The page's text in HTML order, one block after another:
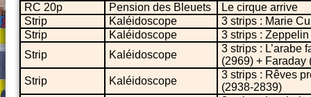
RC 20p
Pension des Bleuets
Le cirque arrive
Strip
Kaléidoscope
3 strips : Marie
Strip
Kaléidoscope
3 strips :
Strip
Kaléidoscope
3 strips : L’arabe
(2969) + Faraday
Strip
Kaléidoscope
3 strips : Rêves
(2938-2839)